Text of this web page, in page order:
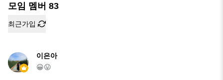
모임 멤버 83
최근가입
이은아
😀😛